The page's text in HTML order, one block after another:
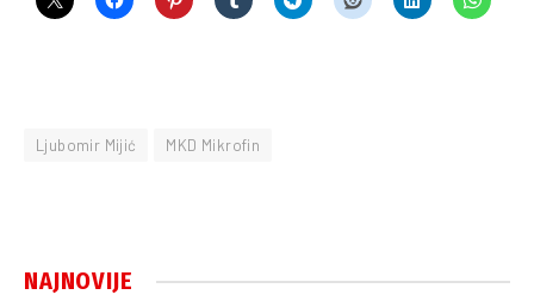
Ljubomir Mijić MKD Mikrofin
NAJNOVIJE